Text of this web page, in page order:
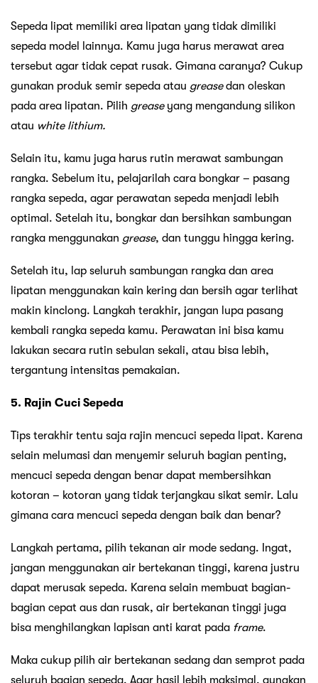
Sepeda lipat memiliki area lipatan yang tidak dimiliki
sepeda model lainnya. Kamu juga harus merawat area
tersebut agar tidak cepat rusak. Gimana caranya? Cukup
gunakan produk semir sepeda atau greasedan oleskan
pada area lipatan. Pilih greaseyang mengandung silikon
atau white lithium.
Selain itu, kamu juga harus rutin merawat sambungan
rangka. Sebelum itu, pelajarilah cara bongkar – pasang
rangka sepeda, agar perawatan sepeda menjadi lebih
optimal. Setelah itu, bongkar dan bersihkan sambungan
rangka menggunakan grease, dan tunggu hingga kering.
Setelah itu, lap seluruh sambungan rangka dan area
lipatan menggunakan kain kering dan bersih agar terlihat
makin kinclong. Langkah terakhir, jangan lupa pasang
kembali rangka sepeda kamu. Perawatan ini bisa kamu
lakukan secara rutin sebulan sekali, atau bisa lebih,
tergantung intensitas pemakaian.
5. Rajin Cuci Sepeda
Tips terakhir tentu saja rajin mencuci sepeda lipat. Karena
selain melumasi dan menyemir seluruh bagian penting,
mencuci sepeda dengan benar dapat membersihkan
kotoran – kotoran yang tidak terjangkau sikat semir. Lalu
gimana cara mencuci sepeda dengan baik dan benar?
Langkah pertama, pilih tekanan air mode sedang. Ingat,
jangan menggunakan air bertekanan tinggi, karena justru
dapat merusak sepeda. Karena selain membuat bagian-
bagian cepat aus dan rusak, air bertekanan tinggi juga
bisa menghilangkan lapisan anti karat pada frame.
Maka cukup pilih air bertekanan sedang dan semprot pada
seluruh bagian sepeda. Agar hasil lebih maksimal, gunakan